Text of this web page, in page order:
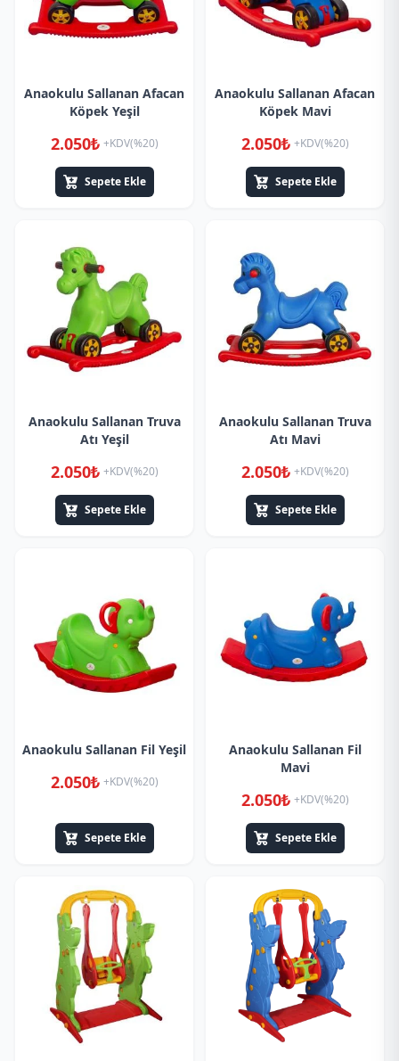
Anaokulu Sallanan Afacan
Köpek Yeşil
2.050₺ +KDV(%20)
Sepete Ekle
Anaokulu Sallanan Afacan
Köpek Mavi
2.050₺ +KDV(%20)
Sepete Ekle
Anaokulu Sallanan Truva
Atı Yeşil
2.050₺ +KDV(%20)
Sepete Ekle
Anaokulu Sallanan Truva
Atı Mavi
2.050₺ +KDV(%20)
Sepete Ekle
Anaokulu Sallanan Fil Yeşil
2.050₺ +KDV(%20)
Sepete Ekle
Anaokulu Sallanan Fil
Mavi
2.050₺ +KDV(%20)
Sepete Ekle